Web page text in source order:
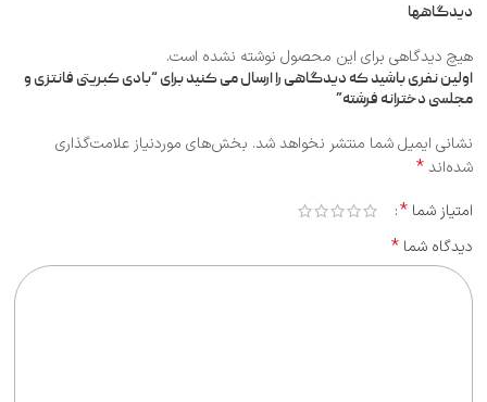
دیدگاهها
هیچ دیدگاهی برای این محصول نوشته نشده است.
اولین نفری باشید که دیدگاهی را ارسال می کنید برای “بادی کبریتی فانتزی و
مجلسی دخترانه فرشته”
نشانی ایمیل شما منتشر نخواهد شد. بخش‌های موردنیاز علامت‌گذاری
شده‌اند*
امتیاز شما *
دیدگاه شما *